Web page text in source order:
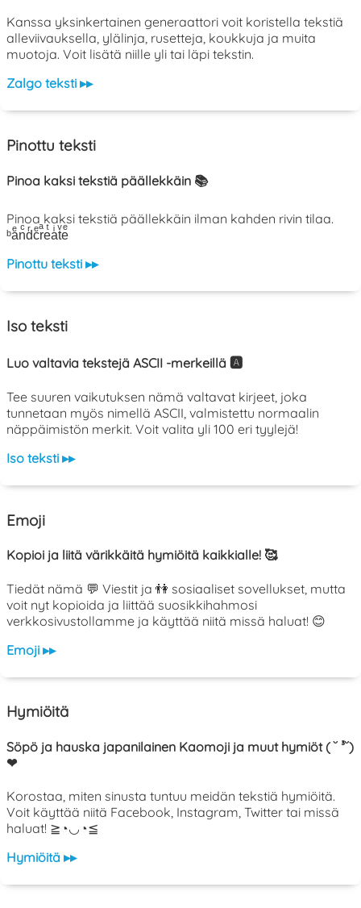
Kanssa yksinkertainen generaattori voit koristella tekstiä
alleviivauksella, ylälinja, rusetteja, koukkuja ja muita
muotoja. Voit lisätä niille yli tai läpi tekstin.
Zalgo teksti ▸▸
Pinottu teksti
Pinoa kaksi tekstiä päällekkäin 📚
Pinoa kaksi tekstiä päällekkäin ilman kahden rivin tilaa.
ᵇaͤnͨdͬcͤrͣeͭaͥtͮeͤ
Pinottu teksti ▸▸
Iso teksti
Luo valtavia tekstejä ASCII -merkeillä 🅰️
Tee suuren vaikutuksen nämä valtavat kirjeet, joka
tunnetaan myös nimellä ASCII, valmistettu normaalin
näppäimistön merkit. Voit valita yli 100 eri tyylejä!
Iso teksti ▸▸
Emoji
Kopioi ja liitä värikkäitä hymiöitä kaikkialle! 🥰
Tiedät nämä 💬 Viestit ja 👫 sosiaaliset sovellukset, mutta
voit nyt kopioida ja liittää suosikkihahmosi
verkkosivustollamme ja käyttää niitä missä haluat! 😊
Emoji ▸▸
Hymiöitä
Söpö ja hauska japanilainen Kaomoji ja muut hymiöt ( ˘ ³˘)
❤
Korostaa, miten sinusta tuntuu meidän tekstiä hymiöitä.
Voit käyttää niitä Facebook, Instagram, Twitter tai missä
haluat! ≧◔◡◔≦
Hymiöitä ▸▸